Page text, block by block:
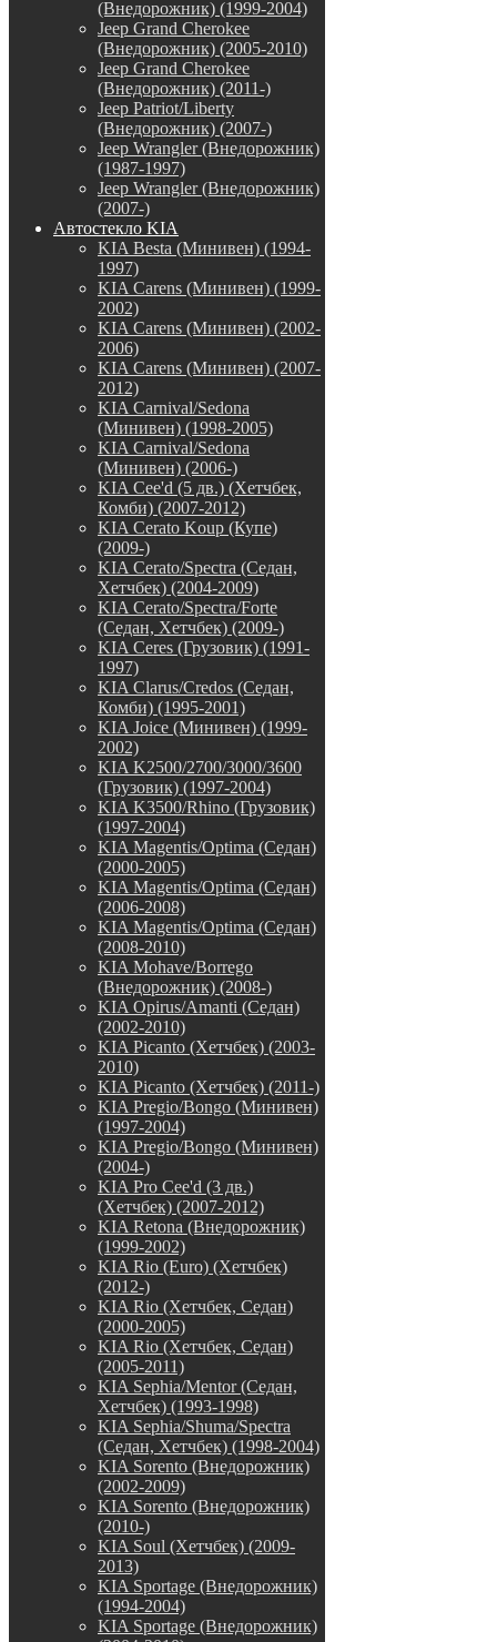
(Внедорожник) (1999-2004)
Jeep Grand Cherokee
(Внедорожник) (2005-2010)
Jeep Grand Cherokee
(Внедорожник) (2011-)
Jeep Patriot/Liberty
(Внедорожник) (2007-)
Jeep Wrangler (Внедорожник)
(1987-1997)
Jeep Wrangler (Внедорожник)
(2007-)
Автостекло KIA
KIA Besta (Минивен) (1994-
1997)
KIA Carens (Минивен) (1999-
2002)
KIA Carens (Минивен) (2002-
2006)
KIA Carens (Минивен) (2007-
2012)
KIA Carnival/Sedona
(Минивен) (1998-2005)
KIA Carnival/Sedona
(Минивен) (2006-)
KIA Cee'd (5 дв.) (Хетчбек,
Комби) (2007-2012)
KIA Cerato Koup (Купе)
(2009-)
KIA Cerato/Spectra (Седан,
Хетчбек) (2004-2009)
KIA Cerato/Spectra/Forte
(Седан, Хетчбек) (2009-)
KIA Ceres (Грузовик) (1991-
1997)
KIA Clarus/Credos (Седан,
Комби) (1995-2001)
KIA Joice (Минивен) (1999-
2002)
KIA K2500/2700/3000/3600
(Грузовик) (1997-2004)
KIA K3500/Rhino (Грузовик)
(1997-2004)
KIA Magentis/Optima (Седан)
(2000-2005)
KIA Magentis/Optima (Седан)
(2006-2008)
KIA Magentis/Optima (Седан)
(2008-2010)
KIA Mohave/Borrego
(Внедорожник) (2008-)
KIA Opirus/Amanti (Седан)
(2002-2010)
KIA Picanto (Хетчбек) (2003-
2010)
KIA Picanto (Хетчбек) (2011-)
KIA Pregio/Bongo (Минивен)
(1997-2004)
KIA Pregio/Bongo (Минивен)
(2004-)
KIA Pro Cee'd (3 дв.)
(Хетчбек) (2007-2012)
KIA Retona (Внедорожник)
(1999-2002)
KIA Rio (Euro) (Хетчбек)
(2012-)
KIA Rio (Хетчбек, Седан)
(2000-2005)
KIA Rio (Хетчбек, Седан)
(2005-2011)
KIA Sephia/Mentor (Седан,
Хетчбек) (1993-1998)
KIA Sephia/Shuma/Spectra
(Седан, Хетчбек) (1998-2004)
KIA Sorento (Внедорожник)
(2002-2009)
KIA Sorento (Внедорожник)
(2010-)
KIA Soul (Хетчбек) (2009-
2013)
KIA Sportage (Внедорожник)
(1994-2004)
KIA Sportage (Внедорожник)